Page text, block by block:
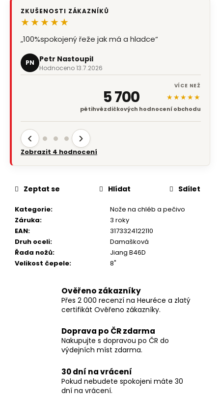
ZKUŠENOSTI ZÁKAZNÍKŮ
★★★★★
„100%spokojený řeže jak má a hladce“
PN Petr Nastoupil
Hodnoceno 13.7.2026
VÍCE NEŽ
5 700 ★★★★★
pětihvězdičkových hodnocení obchodu
‹ ›
Zobrazit 4 hodnocení
Kategorie:
Nože na chléb a pečivo
Záruka:
3 roky
EAN:
3173324122110
Druh oceli:
Damašková
Řada nožů:
Jiang B46D
Velikost čepele: 8"
Zeptat se Hlídat Sdílet
Ověřeno zákazníky
Přes 2 000 recenzí na Heuréce a zlatý
certifikát Ověřeno zákazníky.
Doprava po ČR zdarma
Nakupujte s dopravou po ČR do
výdejních míst zdarma.
30 dní na vrácení
Pokud nebudete spokojeni máte 30
dní na vrácení.